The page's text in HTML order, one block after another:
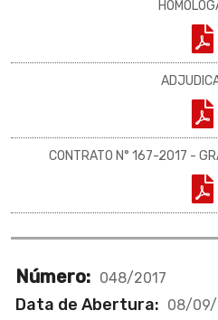
CONTRATO N° 167-2017 -
Número: 048/2017
Data de Abertura: 08/09/